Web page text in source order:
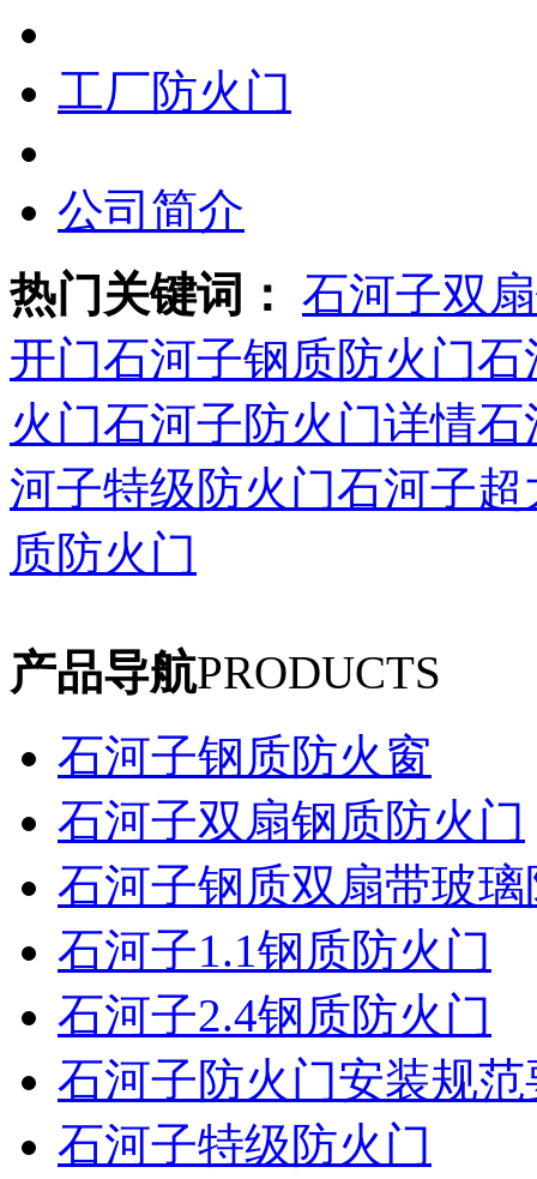
工厂防火门
公司简介
热门关键词： 石河子双
开门石河子钢质防火门石
火门石河子防火门详情石
河子特级防火门石河子超
质防火门
产品导航PRODUCTS
石河子钢质防火窗
石河子双扇钢质防火门
石河子钢质双扇带玻
石河子1.1钢质防火门
石河子2.4钢质防火门
石河子防火门安装规范
石河子特级防火门